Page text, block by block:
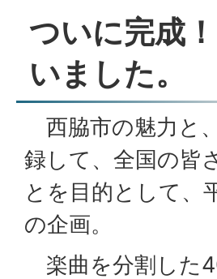
ついに完成
いました。
西脇市の魅力と
録して、全国の皆
とを目的として、
の企画。
楽曲を分割した